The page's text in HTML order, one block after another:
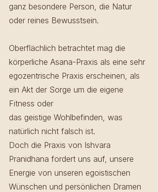
ganz besondere Person, die Natur
oder reines Bewusstsein.
Oberflächlich betrachtet mag die
körperliche Asana-Praxis als eine sehr
egozentrische Praxis erscheinen, als
ein Akt der Sorge um die eigene
Fitness oder
das geistige Wohlbefinden, was
natürlich nicht falsch ist.
Doch die Praxis von Ishvara
Pranidhana fordert uns auf, unsere
Energie von unseren egoistischen
Wünschen und persönlichen Dramen